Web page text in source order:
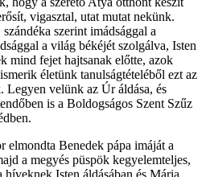
vigasztal, utat mutat nekünk.
szerint imádsággal a
a világ békéjét szolgálva, Isten
mind fejet hajtsanak előtte, azok
életünk tanulságtételéből ezt az
Legyen velünk az Úr áldása, és
is a Boldogságos Szent Szűz
elmondta Benedek pápa imáját a
a megyés püspök kegyelemteljes,
Isten áldásában és Mária